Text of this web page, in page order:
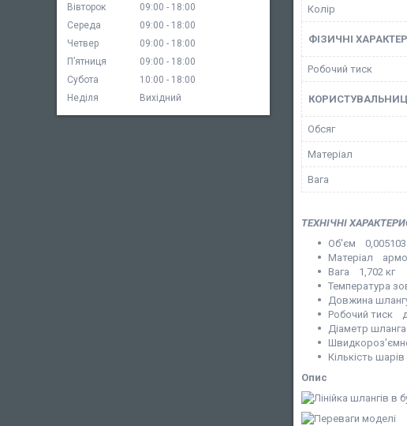
Колір
ФІЗИЧНІ
Робочий тиск
Обсяг
Матеріал
Вага
ТЕХНІЧНІ
Об'єм 0,005103
Матеріал
Вага 1,702 кг
Температура
Довжина
Робочий тиск
Діаметр
Кількість
Опис
Вівторок
09:00
18:00
Середа
09:00
18:00
Четвер
09:00
18:00
Пʼятниця
09:00
18:00
Субота
10:00
18:00
Неділя
Вихідний